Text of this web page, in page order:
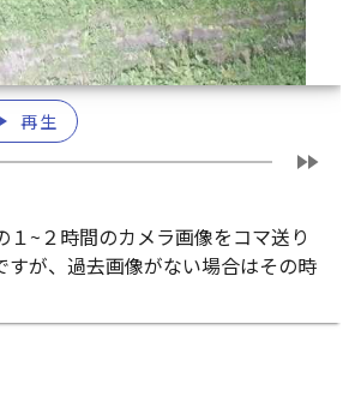
再生
fast_forward
~２時間のカメラ画像をコマ送り
が、過去画像がない場合はその時